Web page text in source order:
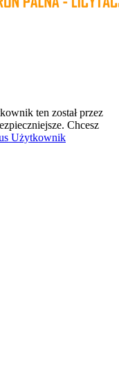
ten został przez
Chcesz
Użytkownik